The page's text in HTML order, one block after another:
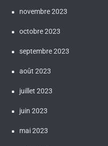
novembre 2023
octobre 2023
septembre 2023
août 2023
juillet 2023
juin 2023
mai 2023